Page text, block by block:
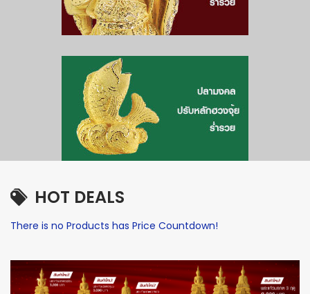
HOT DEALS
There is no Products has Price Countdown!